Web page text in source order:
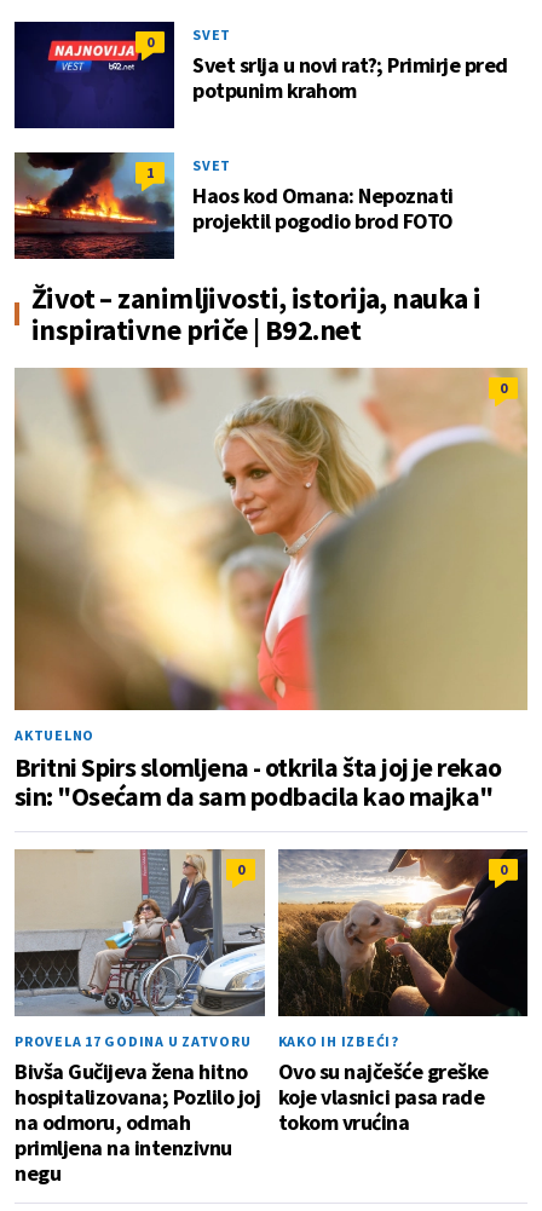
0 SVET
Svet srlja u novi rat?; Primirje pred
potpunim krahom
1 SVET
Haos kod Omana: Nepoznati
projektil pogodio brod FOTO
Život – zanimljivosti, istorija, nauka i
inspirativne priče | B92.net
0
AKTUELNO
Britni Spirs slomljena - otkrila šta joj je rekao
sin: "Osećam da sam podbacila kao majka"
0
PROVELA 17 GODINA U ZATVORU
Bivša Gučijeva žena hitno
hospitalizovana; Pozlilo joj
na odmoru, odmah
primljena na intenzivnu
negu
0
KAKO IH IZBEĆI?
Ovo su najčešće greške
koje vlasnici pasa rade
tokom vrućina